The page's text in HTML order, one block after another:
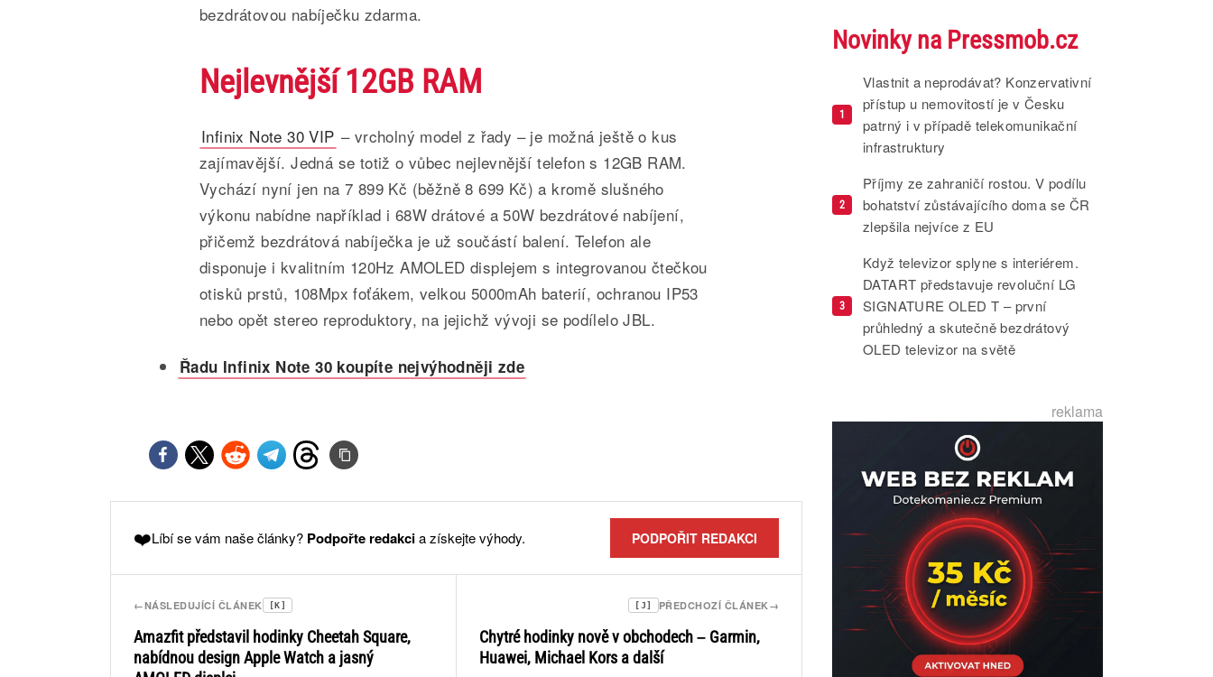
bezdrátovou nabíječku zdarma.
Nejlevnější 12GB RAM
Infinix Note 30 VIP – vrcholný model z řady – je možná ještě o kus
zajímavější. Jedná se totiž o vůbec nejlevnější telefon s 12GB RAM.
Vychází nyní jen na 7 899 Kč (běžně 8 699 Kč) a kromě slušného
výkonu nabídne například i 68W drátové a 50W bezdrátové nabíjení,
přičemž bezdrátová nabíječka je už součástí balení. Telefon ale
disponuje i kvalitním 120Hz AMOLED displejem s integrovanou čtečkou
otisků prstů, 108Mpx foťákem, velkou 5000mAh baterií, ochranou IP53
nebo opět stereo reproduktory, na jejichž vývoji se podílelo JBL.
Řadu Infinix Note 30 koupíte nejvýhodněji zde
❤️Líbí se vám naše články? Podpořte redakcia získejte výhody. PODPOŘIT REDAKCI
←NÁSLEDUJÍCÍ ČLÁNEK [K]
Amazfit představil hodinky Cheetah Square,
nabídnou design Apple Watch a jasný
→
PŘEDCHOZÍ ČLÁNEK
[J]
Chytré hodinky nově v obchodech – Garmin,
Huawei, Michael Kors a další
Novinky na Pressmob.cz
1
Vlastnit a neprodávat? Konzervativní
přístup u nemovitostí je v Česku
patrný i v případě telekomunikační
infrastruktury
2
Příjmy ze zahraničí rostou. V podílu
bohatství zůstávajícího doma se ČR
zlepšila nejvíce z EU
3
Když televizor splyne s interiérem.
DATART představuje revoluční LG
SIGNATURE OLED T – první
průhledný a skutečně bezdrátový
OLED televizor na světě
reklama